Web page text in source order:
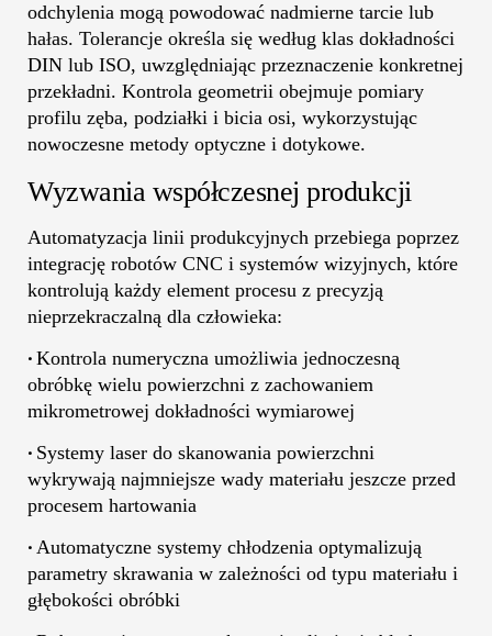
odchylenia mogą powodować nadmierne tarcie lub
hałas. Tolerancje określa się według klas dokładności
DIN lub ISO, uwzględniając przeznaczenie konkretnej
przekładni. Kontrola geometrii obejmuje pomiary
profilu zęba, podziałki i bicia osi, wykorzystując
nowoczesne metody optyczne i dotykowe.
Wyzwania współczesnej produkcji
Automatyzacja linii produkcyjnych przebiega poprzez
integrację robotów CNC i systemów wizyjnych, które
kontrolują każdy element procesu z precyzją
nieprzekraczalną dla człowieka:
• Kontrola numeryczna umożliwia jednoczesną
obróbkę wielu powierzchni z zachowaniem
mikrometrowej dokładności wymiarowej
• Systemy laser do skanowania powierzchni
wykrywają najmniejsze wady materiału jeszcze przed
procesem hartowania
• Automatyczne systemy chłodzenia optymalizują
parametry skrawania w zależności od typu materiału i
głębokości obróbki